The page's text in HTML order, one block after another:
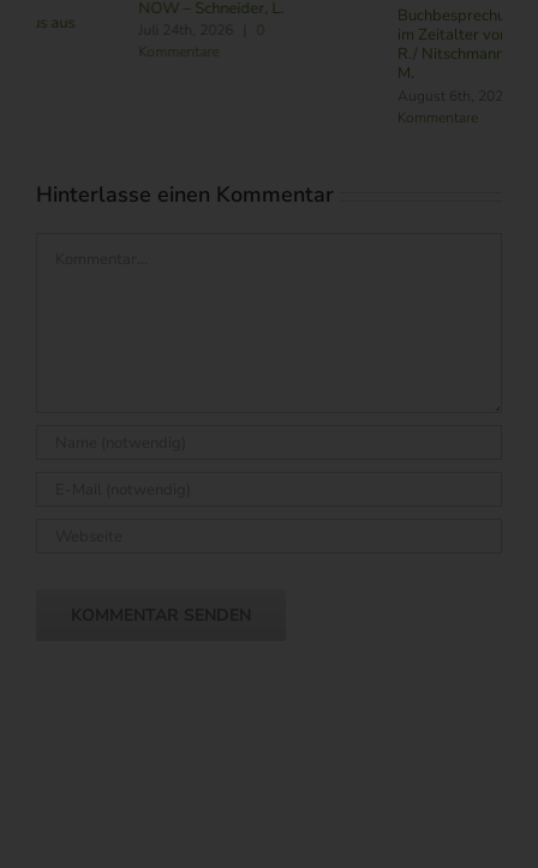
NOW – Schneider, L.
Juli 24th, 2026
Buchbesprechung: Führung
im Zeitalter von KI – Butler,
R./ Nitschmann, J./ Becking,
August 6th, 2026
Hinterlasse einen Kommentar